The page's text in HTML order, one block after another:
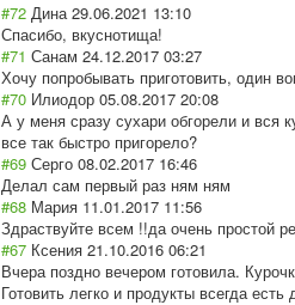
#72 Дина 29.06.2021 13:10
Спасибо, вкуснотища!
#71 Санам 24.12.2017 03:27
Хочу попробывать приготовить, один
#70 Илиодор 05.08.2017 20:08
А у меня сразу сухари обгорели и вся
все так быстро пригорело?
#69 Серго 08.02.2017 16:46
Делал сам первый раз ням ням
#68 Мария 11.01.2017 11:56
Здраствуйте всем !!да очень простой
#67 Ксения 21.10.2016 06:21
Вчера поздно вечером готовила.
Готовить легко и продукты всегда